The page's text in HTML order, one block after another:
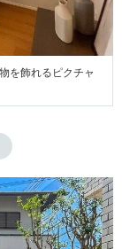
を飾れるピクチャ